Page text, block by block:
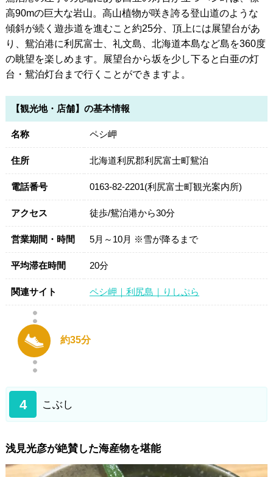
高90mの巨大な岩山。高山植物が咲き誇る登山道のような
傾斜が続く遊歩道を進むこと約25分、頂上には展望台があ
り、鴛泊港に利尻富士、礼文島、北海道本島など島を360度
の眺望を楽しめます。展望台から坂を少し下ると白亜の灯
台・鴛泊灯台まで行くことができますよ。
【観光地・店舗】の基本情報
名称 ペシ岬
住所 北海道利尻郡利尻富士町鴛泊
電話番号 0163-82-2201(利尻富士町観光案内所)
アクセス 徒歩/鴛泊港から30分
営業期間・時間 5月～10月 ※雪が降るまで
平均滞在時間 20分
関連サイト ペシ岬｜利尻島｜りしぷら
約35分
4 こぶし
浅見光彦が絶賛した海産物を堪能